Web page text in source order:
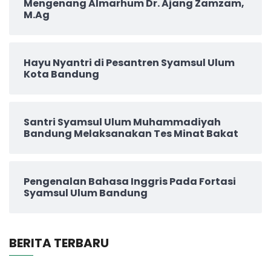
Mengenang Almarhum Dr. Ajang Zamzam,
M.Ag
Hayu Nyantri di Pesantren Syamsul Ulum
Kota Bandung
Santri Syamsul Ulum Muhammadiyah
Bandung Melaksanakan Tes Minat Bakat
Pengenalan Bahasa Inggris Pada Fortasi
Syamsul Ulum Bandung
BERITA TERBARU